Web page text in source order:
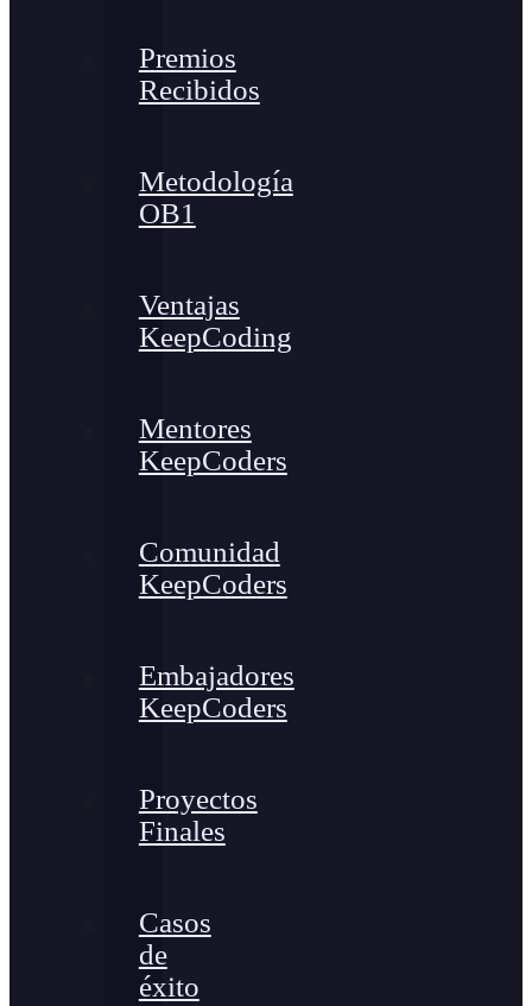
Premios
Recibidos
Metodología
OB1
Ventajas
KeepCoding
Mentores
KeepCoders
Comunidad
KeepCoders
Embajadores
KeepCoders
Proyectos
Finales
Casos
de
éxito